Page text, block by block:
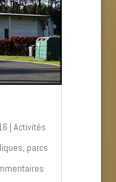
| Activités
parcs